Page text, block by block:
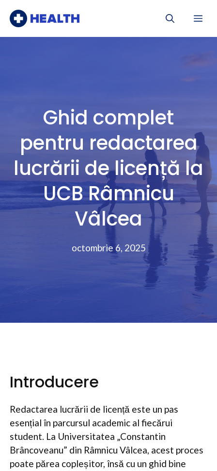
Ghid complet
pentru redactarea
lucrării de licență la
UCB Râmnicu
Vâlcea
octombrie 6, 2025
Introducere
Redactarea lucrării de licență este un pas
esențial în parcursul academic al fiecărui
student. La Universitatea „Constantin
Brâncoveanu” din Râmnicu Vâlcea, acest proces
poate părea copleșitor, însă cu un ghid bine